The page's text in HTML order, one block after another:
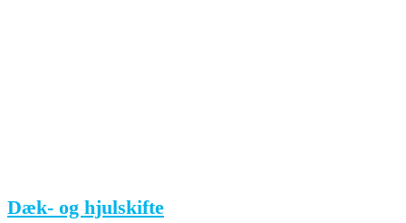
Dæk- og hjulskifte